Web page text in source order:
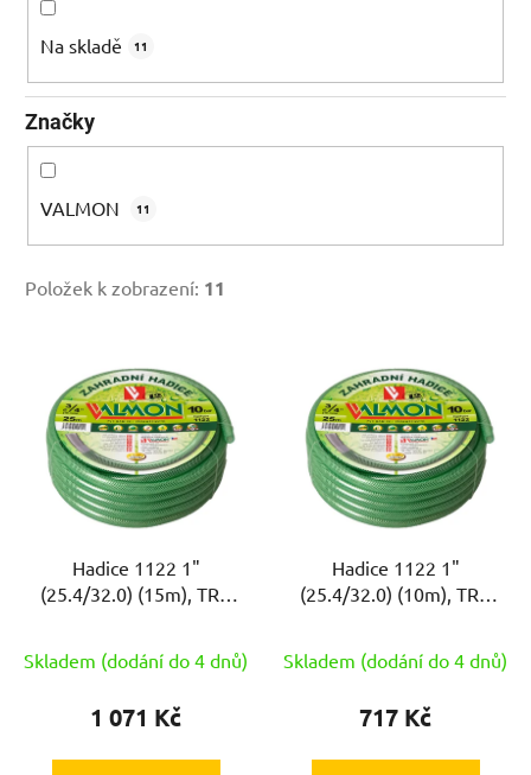
ů
Na skladě 11
Značky
VALMON 11
Položek k zobrazení: 11
k
Hadice 1122 1"
(25.4/32.0) (15m), TRA
Skladem (dodání do 4 dnů)
1 071 Kč
Hadice 1122 1"
(25.4/32.0) (10m), TRA
Skladem (dodání do 4 dnů)
717 Kč